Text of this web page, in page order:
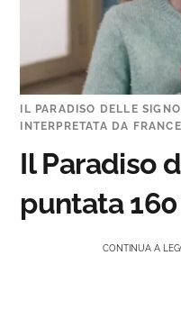
IL PARADISO DELLE
INTERPRETATA DA
Il Paradiso
puntata
CONTINUA A